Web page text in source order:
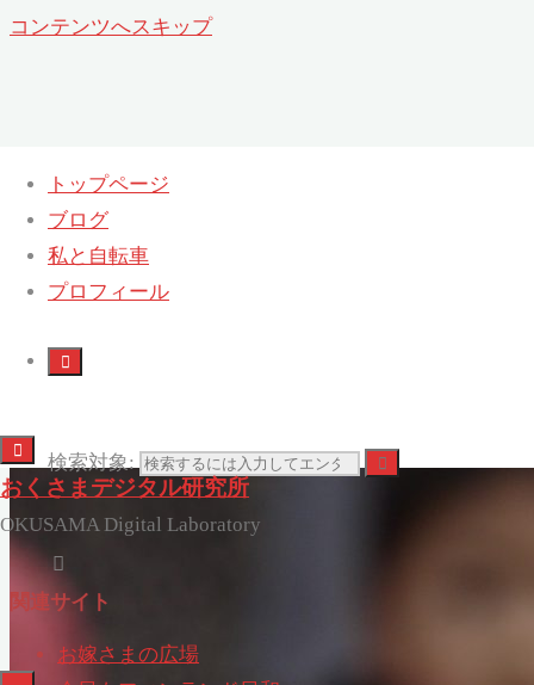
コンテンツへスキップ
トップページ
ブログ
私と自転車
プロフィール
検索対象:
おくさまデジタル研究所
OKUSAMA Digital Laboratory
関連サイト
お嫁さまの広場